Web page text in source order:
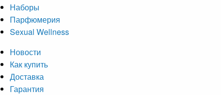
Наборы
Парфюмерия
Sexual Wellness
Новости
Как купить
Доставка
Гарантия